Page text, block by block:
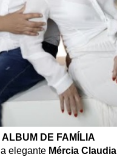
ALBUM DE FAMÍLIA
a elegante Mércia Claudia